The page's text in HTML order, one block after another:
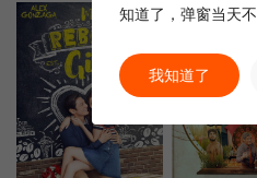
正片
知道了，弹窗当天不
我知道了